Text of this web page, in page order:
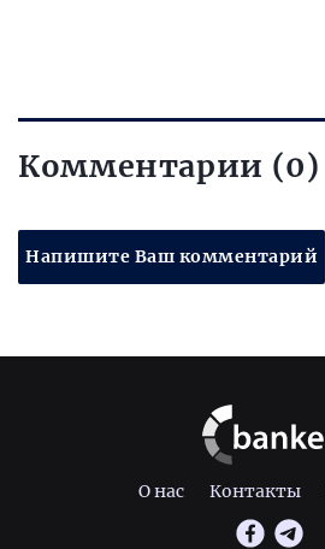
Комментарии (0)
Напишите Ваш комментарий
О нас Контакты